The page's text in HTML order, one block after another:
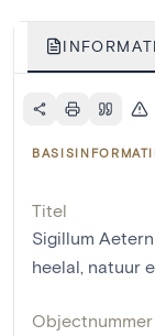
Titel
Sigillum
heelal, natuur
Objectnummer